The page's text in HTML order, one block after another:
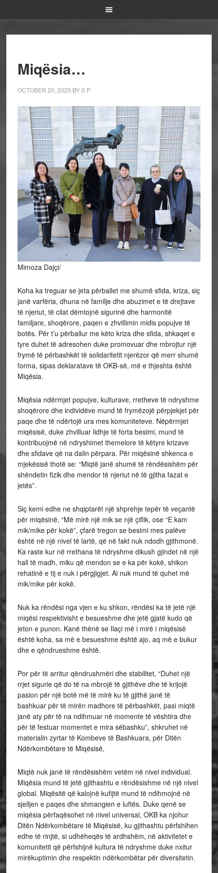
Miqësia…
OCTOBER 20, 2025 BYS P
Mimoza Dajçi/
Koha ka treguar se jeta përballet me shumë sfida, kriza, siç
janë varfëria, dhuna në familje dhe abuzimet e të drejtave
të njeriut, të cilat dëmtojnë sigurinë dhe harmonitë
familjare, shoqërore, paqen e zhvillimin midis popujve të
botës. Për t’u përballur me këto kriza dhe sfida, shkaqet e
tyre duhet të adresohen duke promovuar dhe mbrojtur një
frymë të përbashkët të solidaritetit njerëzor që merr shumë
forma, sipas deklaratave të OKB-së, më e thjeshta është
Miqësia.
Miqësia ndërmjet popujve, kulturave, rretheve të ndryshme
shoqërore dhe individëve mund të frymëzojë përpjekjet për
paqe dhe të ndërtojë ura mes komuniteteve. Nëpërmjet
miqësisë, duke zhvilluar lidhje të forta besimi, mund të
kontribuojmë në ndryshimet themelore të këtyre krizave
dhe sfidave që na dalin përpara. Për miqësinë shkenca e
mjekësisë thotë se: “Miqtë janë shumë të rëndësishëm për
shëndetin fizik dhe mendor të njeriut në të gjitha fazat e
jetës”.
Siç kemi edhe ne shqiptarët një shprehje tepër të veçantë
për miqësinë, “Më mirë një mik se një çiflik, ose “E kam
mik/mike për kokë”, çfarë tregon se besimi mes palëve
është në një nivel të lartë, që në fakt nuk ndodh gjithmonë.
Ka raste kur në rrethana të ndryshme dikush gjindet në një
hall të madh, miku që mendon se e ka për kokë, shikon
rehatinë e tij e nuk i përgjigjet. Ai nuk mund të quhet më
mik/mike për kokë.
Nuk ka rëndësi nga vjen e ku shkon, rëndësi ka të jetë një
miqësi respektivisht e besueshme dhe jetë gjatë kudo që
jeton e punon. Kanë thënë se Ilaçi më i mirë i miqësisë
është koha, sa më e besueshme është ajo, aq më e bukur
dhe e qëndrueshme është.
Por për të arritur qëndrushmëri dhe stabilitet, “Duhet një
rrjet sigurie që do të na mbrojë të gjithëve dhe të krijojë
pasion për një botë më të mirë ku të gjithë janë të
bashkuar për të mirën madhore të përbashkët, pasi miqtë
janë aty për të na ndihmuar në momente të vështira dhe
për të festuar momentet e mira sëbashku”, shkruhet në
materialin zyrtar të Kombeve të Bashkuara, për Ditën
Ndërkombëtare të Miqësisë,
Miqtë nuk janë të rëndësishëm vetëm në nivel individual.
Miqësia mund të jetë gjithashtu e rëndësishme në një nivel
global. Miqësitë që kalojnë kufijtë mund të ndihmojnë në
sjelljen e paqes dhe shmangien e luftës. Duke qenë se
miqësia përfaqësohet në nivel universal, OKB ka njohur
Ditën Ndërkombëtare të Miqësisë, ku gjithashtu përfshihen
edhe të rinjtë, si udhëheqës të ardhshëm, në aktivitetet e
komunitetit që përfshijnë kultura të ndryshme duke nxitur
mirëkuptimin dhe respektin ndërkombëtar për diversitetin.